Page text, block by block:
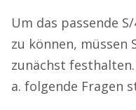
Um das passende
zu können, müssen
zunächst
a. folgende Fragen